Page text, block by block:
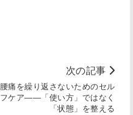
次の記事
腰痛を繰り返さないためのセル
フケア――「使い方」ではなく
「状態」を整える